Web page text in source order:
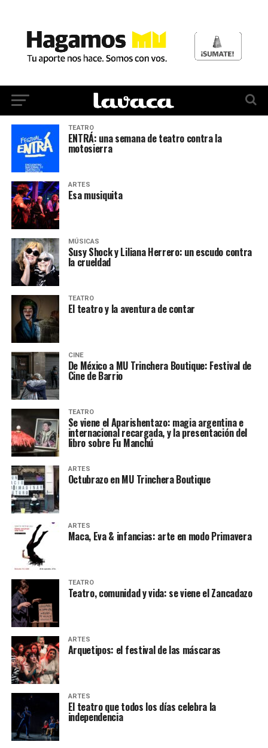
TEATRO
ENTRÁ: una semana de teatro contra la
motosierra
ARTES
Esa musiquita
MÚSICAS
Susy Shock y Liliana Herrero: un escudo contra
la crueldad
TEATRO
El teatro y la aventura de contar
CINE
De México a MU Trinchera Boutique: Festival de
Cine de Barrio
TEATRO
Se viene el Aparishentazo: magia argentina e
internacional recargada, y la presentación del
libro sobre Fu Manchú
ARTES
Octubrazo en MU Trinchera Boutique
ARTES
Maca, Eva & infancias: arte en modo Primavera
TEATRO
Teatro, comunidad y vida: se viene el Zancadazo
ARTES
Arquetipos: el festival de las máscaras
ARTES
El teatro que todos los días celebra la
independencia